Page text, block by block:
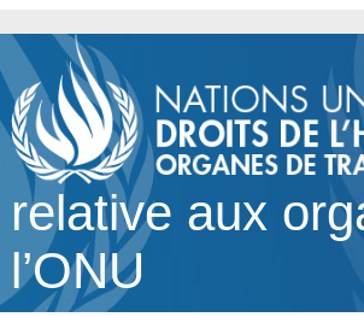
relative aux
l’ONU